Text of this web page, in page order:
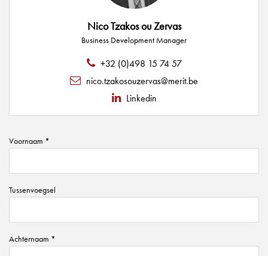
Nico Tzakos ou Zervas
Business Development Manager
+32 (0)498 15 74 57
nico.tzakosouzervas@merit.be
Linkedin
Voornaam *
Tussenvoegsel
Achternaam *